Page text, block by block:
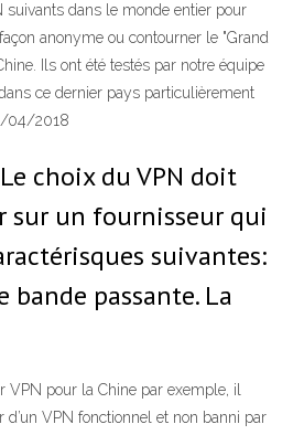
suivants dans le monde entier pour
anonyme ou contourner le "Grand
Ils ont été testés par notre équipe
ce dernier pays particulièrement
04/2018
choix du VPN doit
sur un fournisseur qui
suivantes:
bande passante. La
VPN pour la Chine par exemple, il
VPN fonctionnel et non banni par